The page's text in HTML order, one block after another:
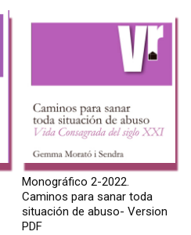
Monográfico 2-2022.
Caminos para sanar toda
situación de abuso- Version
PDF